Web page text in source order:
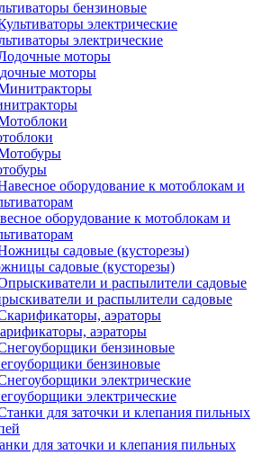
бензиновые
электрические
моторы
оборудование к мотоблокам и
садовые (кусторезы)
и распылители садовые
аэраторы
бензиновые
электрические
для заточки и клепания пильных